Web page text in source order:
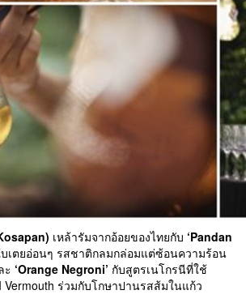
เหล้ารัมจากอ้อยของไทยกับ ‘Pandan
เตยอ่อนๆ รสชาติกลมกล่อมแต่ซ้อนความร้อน
ะ ‘Orange Negroni’ กับสูตรเนโกรนีที่ใช้
Vermouth ร่วมกับโกษาปานรสส้มในแก้ว